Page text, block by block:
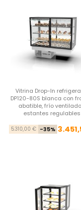
Vitrina Drop-In
DP120-80S blanca con
abatible, frío
estantes regulables
5.310,00 € -35%